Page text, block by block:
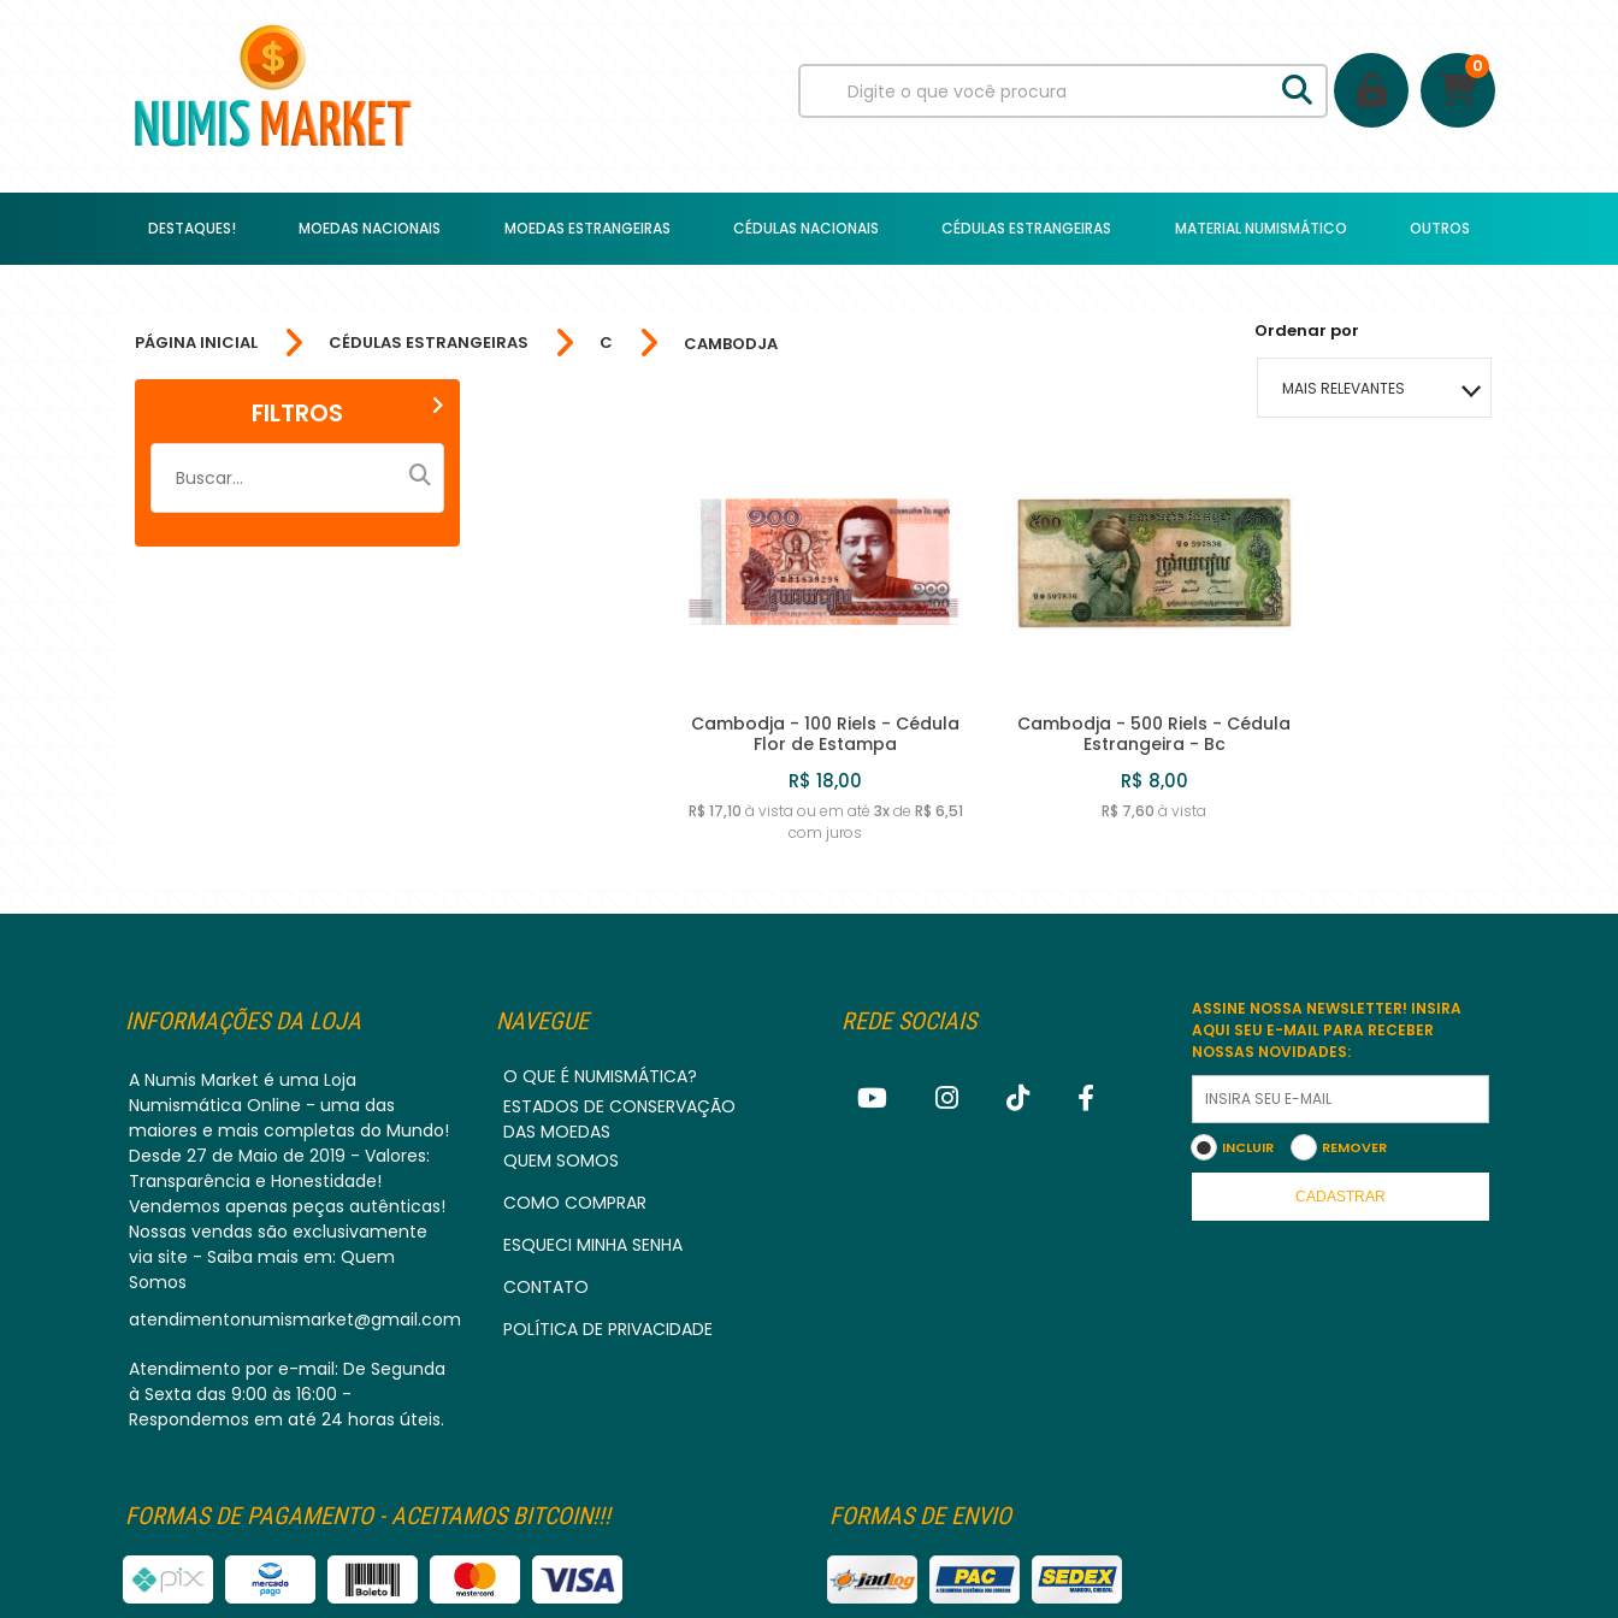
0
DESTAQUES! MOEDAS NACIONAIS MOEDAS ESTRANGEIRAS CÉDULAS NACIONAIS CÉDULAS ESTRANGEIRAS MATERIAL NUMISMÁTICO OUTROS
PÁGINA INICIAL CÉDULAS ESTRANGEIRAS C CAMBODJA
Ordenar por
MAIS RELEVANTES
MENOR PREÇO
A - Z
FILTROS
Cambodja - 100 Riels - Cédula
Flor de Estampa
R$ 18,00
R$ 17,10 à vista ou em até 3xde R$ 6,51
com juros
Cambodja - 500 Riels - Cédula
Estrangeira - Bc
R$ 8,00
R$ 7,60 à vista
INFORMAÇÕES DA LOJA
A Numis Market é uma Loja
Numismática Online - uma das
maiores e mais completas do Mundo!
Desde 27 de Maio de 2019 - Valores:
Transparência e Honestidade!
Vendemos apenas peças autênticas!
Nossas vendas são exclusivamente
via site - Saiba mais em: Quem
Somos
atendimentonumismarket@gmail.com
Atendimento por e-mail: De Segunda
à Sexta das 9:00 às 16:00 -
Respondemos em até 24 horas úteis.
NAVEGUE
O QUE É NUMISMÁTICA?
ESTADOS DE CONSERVAÇÃO
DAS MOEDAS
QUEM SOMOS
COMO COMPRAR
ESQUECI MINHA SENHA
CONTATO
POLÍTICA DE PRIVACIDADE
REDE SOCIAIS
ASSINE NOSSA NEWSLETTER! INSIRA
AQUI SEU E-MAIL PARA RECEBER
NOSSAS NOVIDADES:
INCLUIR REMOVER
CADASTRAR
FORMAS DE PAGAMENTO - ACEITAMOS BITCOIN!!! FORMAS DE ENVIO